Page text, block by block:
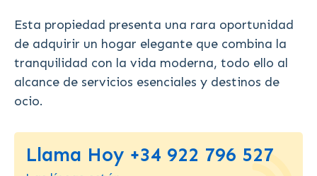
Esta propiedad presenta una rara oportunidad
de adquirir un hogar elegante que combina la
tranquilidad con la vida moderna, todo ello al
alcance de servicios esenciales y destinos de
ocio.
Llama Hoy +34 922 796 527